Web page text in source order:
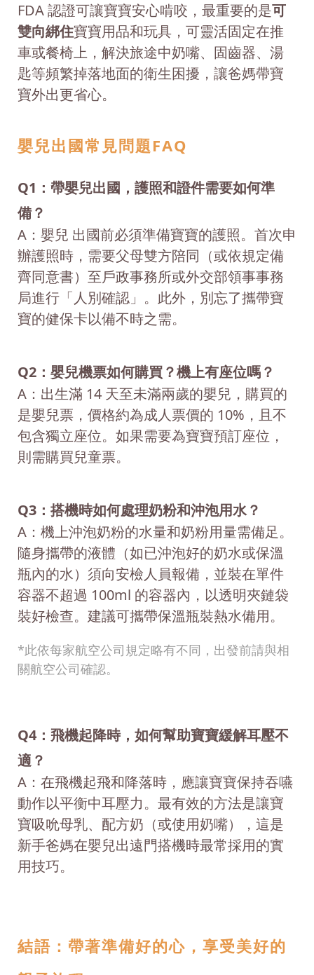
FDA 認證可讓寶寶安心啃咬，最重要的是可
雙向綁住寶寶用品和玩具，可靈活固定在推
車或餐椅上，解決旅途中奶嘴、固齒器、湯
匙等頻繁掉落地面的衛生困擾，讓爸媽帶寶
寶外出更省心。
嬰兒出國常見問題FAQ
Q1：帶嬰兒出國，護照和證件需要如何準
備？
A：嬰兒 出國前必須準備寶寶的護照。首次申
辦護照時，需要父母雙方陪同（或依規定備
齊同意書）至戶政事務所或外交部領事事務
局進行「人別確認」。此外，別忘了攜帶寶
寶的健保卡以備不時之需。
Q2：嬰兒機票如何購買？機上有座位嗎？
A：出生滿 14 天至未滿兩歲的嬰兒，購買的
是嬰兒票，價格約為成人票價的 10%，且不
包含獨立座位。如果需要為寶寶預訂座位，
則需購買兒童票。
Q3：搭機時如何處理奶粉和沖泡用水？
A：機上沖泡奶粉的水量和奶粉用量需備足。
隨身攜帶的液體（如已沖泡好的奶水或保溫
瓶內的水）須向安檢人員報備，並裝在單件
容器不超過 100ml 的容器內，以透明夾鏈袋
裝好檢查。建議可攜帶保溫瓶裝熱水備用。
*此依每家航空公司規定略有不同，出發前請與相
關航空公司確認。
Q4：飛機起降時，如何幫助寶寶緩解耳壓不
適？
A：在飛機起飛和降落時，應讓寶寶保持吞嚥
動作以平衡中耳壓力。最有效的方法是讓寶
寶吸吮母乳、配方奶（或使用奶嘴），這是
新手爸媽在嬰兒出遠門搭機時最常採用的實
用技巧。
結語：帶著準備好的心，享受美好的